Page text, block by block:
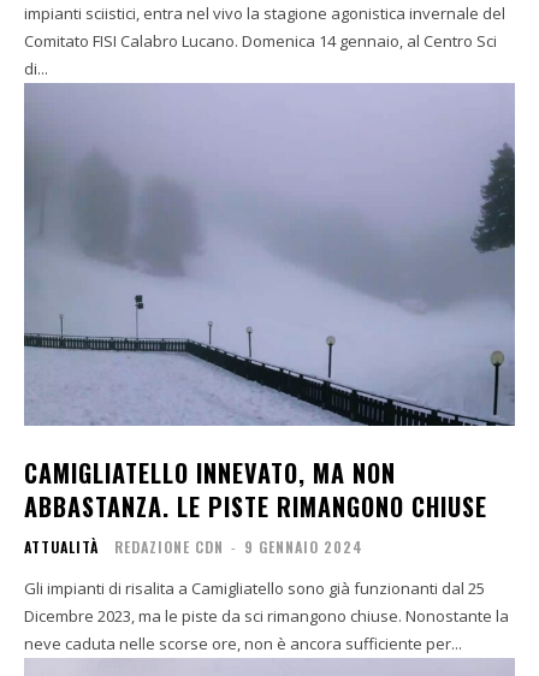
impianti sciistici, entra nel vivo la stagione agonistica invernale del
Comitato FISI Calabro Lucano. Domenica 14 gennaio, al Centro Sci
di...
CAMIGLIATELLO INNEVATO, MA NON
ABBASTANZA. LE PISTE RIMANGONO CHIUSE
ATTUALITÀ REDAZIONE CDN - 9 GENNAIO 2024
Gli impianti di risalita a Camigliatello sono già funzionanti dal 25
Dicembre 2023, ma le piste da sci rimangono chiuse. Nonostante la
neve caduta nelle scorse ore, non è ancora sufficiente per...